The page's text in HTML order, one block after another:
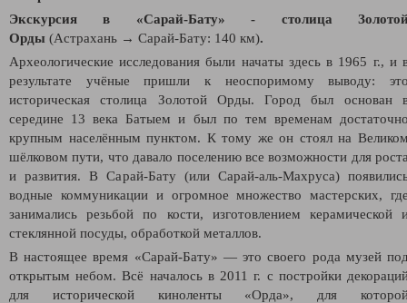
Экскурсия в «Сарай-Бату» - столица
Орды (Астрахань → Сарай-Бату: 140 км).
Археологические исследования были начаты здесь в 1965 г., и
результате учёные пришли к неоспоримому выводу:
историческая столица Золотой Орды. Город был основан
середине 13 века Батыем и был по тем временам
крупным населённым пунктом. К тому же он стоял на
шёлковом пути, что давало поселению все возможности для
и развития. В Сарай-Бату (или Сарай-аль-Махруса)
водные коммуникации и огромное множество мастерских,
занимались резьбой по кости, изготовлением керамической
стеклянной посуды, обработкой металлов.
В настоящее время «Сарай-Бату» — это своего рода музей
открытым небом. Всё началось в 2011 г. с постройки
для исторической киноленты «Орда», для